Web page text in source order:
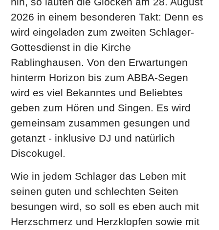
2026 in einem besonderen Takt: Denn es
wird eingeladen zum zweiten Schlager-
Gottesdienst in die Kirche
Rablinghausen. Von den Erwartungen
hinterm Horizon bis zum ABBA-Segen
wird es viel Bekanntes und Beliebtes
geben zum Hören und Singen. Es wird
gemeinsam zusammen gesungen und
getanzt - inklusive DJ und natürlich
Discokugel.
Wie in jedem Schlager das Leben mit
seinen guten und schlechten Seiten
besungen wird, so soll es eben auch mit
Herzschmerz und Herzklopfen sowie mit